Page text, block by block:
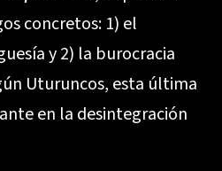
concretos: 1) el
y 2) la burocracia
Uturuncos, esta última
en la desintegración